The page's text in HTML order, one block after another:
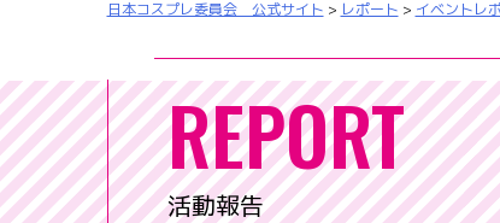
日本コスプレ委員会 公式サイト > レポート > イベントレ
REPORT
活動報告